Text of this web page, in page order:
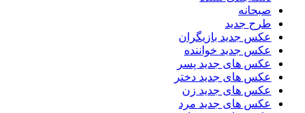
صبحانه
طرح جدید
عکس جدید بازیگران
عکس جدید خواننده
عکس های جدید پسر
عکس های جدید دختر
عکس های جدید زن
عکس های جدید مرد